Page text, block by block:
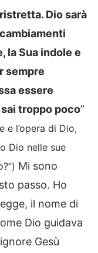
Dio sarà
la Sua indole e
sempre
essere
troppo poco”
e l’opera di Dio,
Dio nelle sue
Mi sono
passo. Ho
il nome di
Dio guidava
Gesù